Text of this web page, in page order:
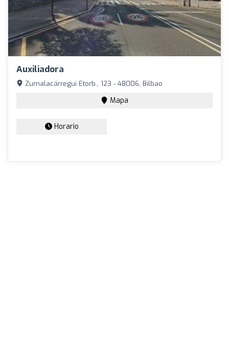
Auxiliadora
Zumalacárregui Etorb., 123 - 48006, Bilbao
Mapa
Horario